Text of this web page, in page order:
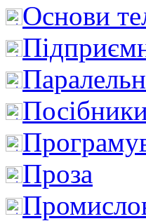
Основи
Проза